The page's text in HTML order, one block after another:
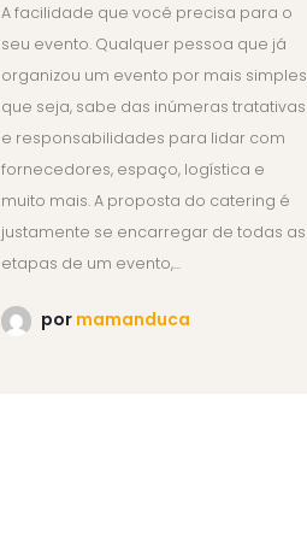
A facilidade que você precisa para o
seu evento. Qualquer pessoa que já
organizou um evento por mais simples
que seja, sabe das inúmeras tratativas
e responsabilidades para lidar com
fornecedores, espaço, logística e
muito mais. A proposta do catering é
justamente se encarregar de todas as
etapas de um evento,...
por mamanduca